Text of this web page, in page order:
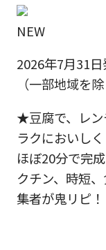
NEW
2026年7月31
（一部地域を除
★豆腐で、レン
ラクにおいし
ほぼ20分で完
クチン、時短
集者が鬼リピ